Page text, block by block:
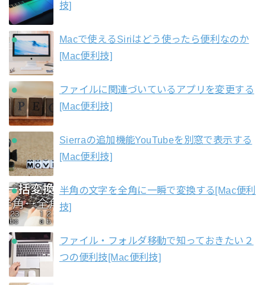
技]
Macで使えるSiriはどう使ったら便利なのか
[Mac便利技]
ファイルに関連づいているアプリを変更する
[Mac便利技]
Sierraの追加機能YouTubeを別窓で表示する
[Mac便利技]
半角の文字を全角に一瞬で変換する[Mac便利
技]
ファイル・フォルダ移動で知っておきたい２
つの便利技[Mac便利技]